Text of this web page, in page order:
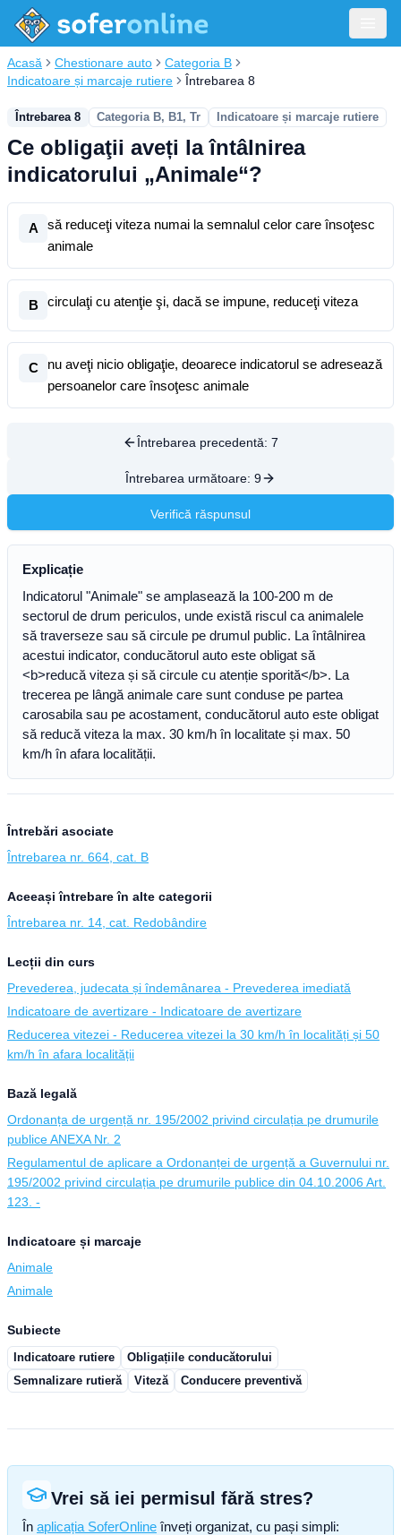
Acasă Chestionare auto
Categoria B
Indicatoare și marcaje rutiere
Întrebarea 8
Întrebarea 8 Categoria B, B1, Tr Indicatoare și marcaje rutiere
Ce obligaţii aveți la întâlnirea
indicatorului „Animale“?
A
să reduceţi viteza numai la semnalul celor care însoţesc
animale
B circulaţi cu atenţie şi, dacă se impune, reduceţi viteza
C
nu aveţi nicio obligaţie, deoarece indicatorul se adresează
persoanelor care însoţesc animale
Întrebarea precedentă: 7
Întrebarea următoare: 9
Verifică răspunsul
Explicație
Indicatorul "Animale" se amplasează la 100-200 m de
sectorul de drum periculos, unde există riscul ca animalele
să traverseze sau să circule pe drumul public. La întâlnirea
acestui indicator, conducătorul auto este obligat să
<b>reducă viteza și să circule cu atenție sporită</b>. La
trecerea pe lângă animale care sunt conduse pe partea
carosabila sau pe acostament, conducătorul auto este obligat
să reducă viteza la max. 30 km/h în localitate și max. 50
km/h în afara localității.
Întrebări asociate
Întrebarea nr. 664, cat. B
Aceeași întrebare în alte categorii
Întrebarea nr. 14, cat. Redobândire
Lecții din curs
Prevederea, judecata și îndemânarea - Prevederea imediată
Indicatoare de avertizare - Indicatoare de avertizare
Reducerea vitezei - Reducerea vitezei la 30 km/h în localități și 50
km/h în afara localității
Bază legală
Ordonanța de urgență nr. 195/2002 privind circulația pe drumurile
publice ANEXA Nr. 2
Regulamentul de aplicare a Ordonanței de urgență a Guvernului nr.
195/2002 privind circulația pe drumurile publice din 04.10.2006 Art.
123. -
Indicatoare și marcaje
Animale
Animale
Subiecte
Indicatoare rutiere
Obligațiile conducătorului
Semnalizare rutieră
Viteză Conducere preventivă
Vrei să iei permisul fără stres?
În aplicația SoferOnline înveți organizat, cu pași simpli: